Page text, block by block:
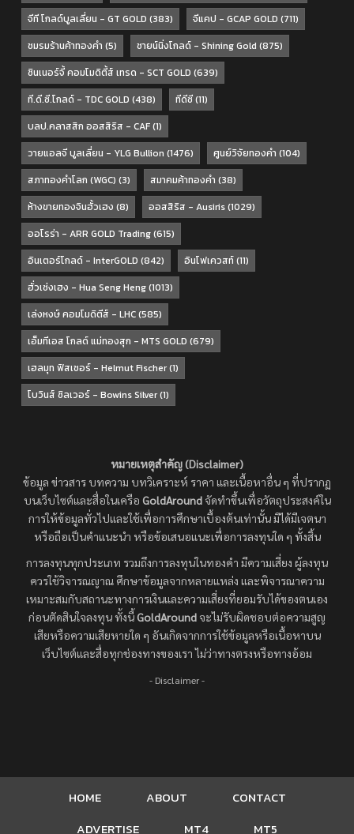
จีที โกลด์บูลเลี่ยน - GT GOLD (383) จีแคป - GCAP GOLD (711)
ชมรมร้านค้าทองคำ (5) ชายน์นิ่งโกลด์ - Shining Gold (875)
ซินเนอร์จี้ คอมโมดิตี้ส์ เทรด - SCT GOLD (639)
ที.ดี.ซี.โกลด์ - TDC GOLD (438) ทีดีซี(11)
บลป.คลาสสิก ออสสิริส - CAF(1)
วายแอลจี บูลเลี่ยน - YLG Bullion (1476) ศูนย์วิจัยทองคำ (104)
สภาทองคำโลก (WGC) (3) สมาคมค้าทองคำ (38)
ห้างขายทองจินฮั้วเฮง (8) ออสสิริส - Ausiris(1029)
ออโรร่า - ARR GOLD Trading(615)
อินเตอร์โกลด์ - InterGOLD (842) อินโฟเควสท์(11)
ฮั่วเซ่งเฮง - Hua Seng Heng(1013)
เล่งหงษ์ คอมโมดิตีส์ - LHC(585)
เอ็มทีเอส โกลด์ แม่ทองสุก - MTS GOLD (679)
เฮลมุท ฟิสเชอร์ - Helmut Fischer(1)
โบวินส์ ซิลเวอร์ - Bowins Silver(1)
หมายเหตุสำคัญ (Disclaimer)
ข้อมูล ข่าวสาร บทความ บทวิเคราะห์ ราคา และเนื้อหาอื่น ๆ ที่ปรากฏ
บนเว็บไซต์และสื่อในเครือ GoldAroundจัดทำขึ้นเพื่อวัตถุประสงค์ใน
การให้ข้อมูลทั่วไปและใช้เพื่อการศึกษาเบื้องต้นเท่านั้น มิได้มีเจตนา
หรือถือเป็นคำแนะนำ หรือข้อเสนอแนะเพื่อการลงทุนใด ๆ ทั้งสิ้น
การลงทุนทุกประเภท รวมถึงการลงทุนในทองคำ มีความเสี่ยง ผู้ลงทุน
ควรใช้วิจารณญาณ ศึกษาข้อมูลจากหลายแหล่ง และพิจารณาความ
เหมาะสมกับสถานะทางการเงินและความเสี่ยงที่ยอมรับได้ของตนเอง
ก่อนตัดสินใจลงทุน ทั้งนี้GoldAround จะไม่รับผิดชอบต่อความสูญ
เสียหรือความเสียหายใด ๆ อันเกิดจากการใช้ข้อมูลหรือเนื้อหาบน
เว็บไซต์และสื่อทุกช่องทางของเรา ไม่ว่าทางตรงหรือทางอ้อม
- Disclaimer -
HOME ABOUT
CONTACT
ADVERTISE
MT4 MT5